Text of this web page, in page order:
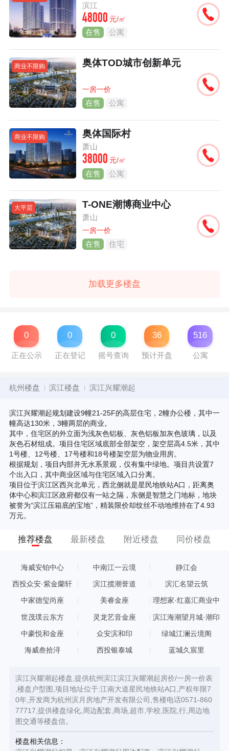
滨江
48000 元/㎡
在售 公寓
商业不限购 奥体TOD城市创新单元
一房一价
在售 公寓
商业不限购 奥体国际村
萧山
38000 元/㎡
在售 公寓
大平层 T-ONE潮博商业中心
萧山
一房一价
在售 住宅
加载更多楼盘
0
正在公示
0
正在登记
0
摇号查询
36
预计开盘
516
公寓
杭州楼盘 滨江楼盘 滨江兴耀潮起
滨江兴耀潮起规划建设9幢21-25F的高层住宅，2幢办公楼，其中一
幢高达130米，3幢两层的商业。
其中，住宅区的外立面为浅灰色铝板、灰色铝板加灰色玻璃，以及
灰色石材组成。项目住宅区域底部全部架空，架空层高4.5米，其中
1号楼、12号楼、17号楼和18号楼架空层为物业用房。
根据规划，项目内部并无水系景观，仅有集中绿地。项目共设置7
个出入口，其中商业区域与住宅区域入口分离。
项目位于滨江区西兴北单元，西北侧就是星民地铁站A口，距离奥
体中心和滨江区政府都仅有一站之隔，东侧是智慧之门地标，地块
被誉为“滨江压箱底的宝地”，精装限价却纹丝不动地维持在了4.93
万元。
推荐楼盘 最新楼盘 附近楼盘 同价楼盘
海威安铂中心 中南江一云境 静江会
西投众安·紫金蘭轩 滨江揽潮誉道 滨汇名望云筑
中家德玺尚座 美睿金座
理想家·红嘉汇商业中
世茂璞云东方 灵龙艺音金座 滨江海潮望月城·潮印
中豪悦和金座 众安滨和印 绿城江澜云境阁
海威叁拾浔 西投银泰城 蓝城久宸里
滨江兴耀潮起楼盘,提供杭州滨江滨江兴耀潮起房价/一房一价表
,楼盘户型图,项目地址位于:江南大道星民地铁站A口,产权年限7
0年,开发商为杭州滨月房地产开发有限公司,售楼电话0571-860
77717,提供楼盘绿化,周边配套,商场,超市,学校,医院,行,周边地
图交通等楼盘信。
楼盘相关信息：